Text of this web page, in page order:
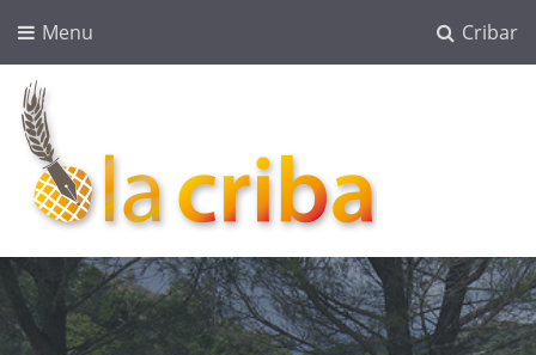
Cribar
Menu
lacriba.net
blog agroalimentario